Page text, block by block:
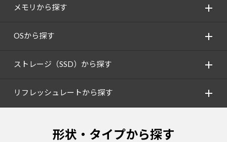
メモリから探す
OSから探す
ストレージ（SSD）から探す
リフレッシュレートから探す
形状・タイプから探す